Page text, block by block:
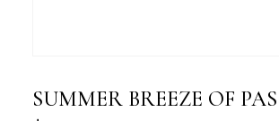
SUMMER BREEZE OF